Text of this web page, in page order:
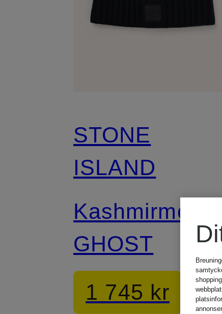
STONE
ISLAND
Kashmirmössa
GHOST
1 745 kr